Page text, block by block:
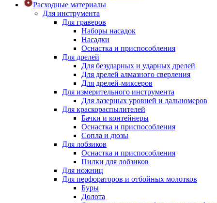
Расходные материалы
Для инструмента
Для граверов
Наборы насадок
Насадки
Оснастка и приспособления
Для дрелей
Для безударных и ударных дрелей
Для дрелей алмазного сверления
Для дрелей-миксеров
Для измерительного инструмента
Для лазерных уровней и дальномеров
Для краскораспылителей
Бачки и контейнеры
Оснастка и приспособления
Сопла и дюзы
Для лобзиков
Оснастка и приспособления
Пилки для лобзиков
Для ножниц
Для перфораторов и отбойных молотков
Буры
Долота